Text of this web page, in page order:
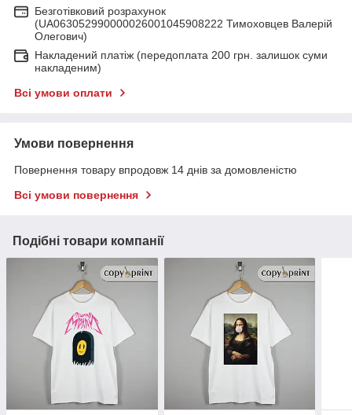
Безготівковий розрахунок
(UA063052990000026001045908222 Тимоховцев Валерій
Олегович)
Накладений платіж (передоплата 200 грн. залишок суми
накладеним)
Всі умови оплати
Умови повернення
Повернення товару впродовж 14 днів за домовленістю
Всі умови повернення
Подібні товари компанії